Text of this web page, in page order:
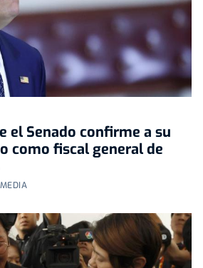
el Senado confirme a su
como fiscal general de